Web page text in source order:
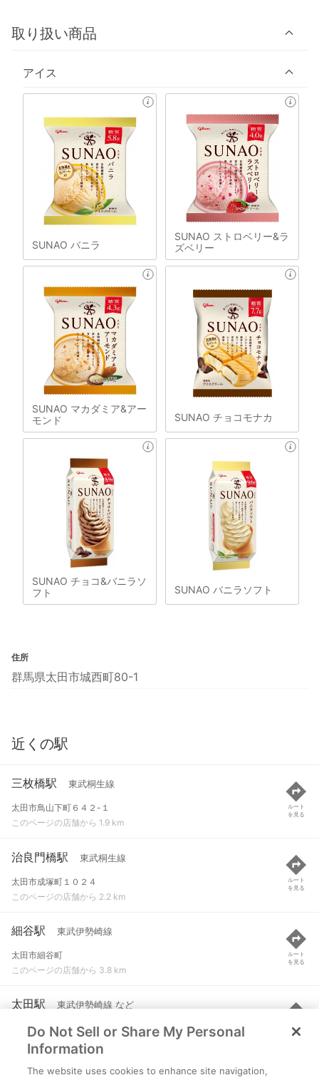
取り扱い商品
アイス
SUNAO バニラ
SUNAO ストロベリー&ラ
ズベリー
SUNAO マカダミア&アー
モンド
SUNAO チョコモナカ
SUNAO チョコ&バニラソ
フト
SUNAO バニラソフト
住所
群馬県太田市城西町80-1
近くの駅
三枚橋駅 東武桐生線
太田市鳥山下町６４２-１
このページの店舗から 1.9 km
ルート
を見る
治良門橋駅 東武桐生線
太田市成塚町１０２４
このページの店舗から 2.2 km
ルート
を見る
細谷駅 東武伊勢崎線
太田市細谷町
このページの店舗から 3.8 km
ルート
を見る
太田駅 東武伊勢崎線 など
太田市東本町
このページの店舗から 4.6 km
ルート
を見る
Do Not Sell or Share My Personal
Information
The website uses cookies to enhance site navigation,